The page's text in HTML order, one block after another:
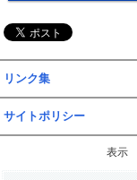
リンク集
サイトポリシー
表示